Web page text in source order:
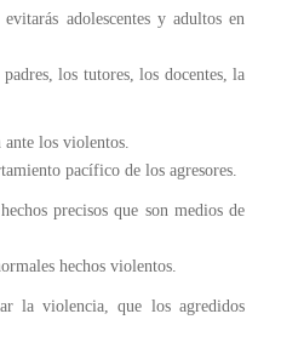
adolescentes y adultos en
los tutores, los docentes, la
los violentos.
pacífico de los agresores.
precisos que son medios de
hechos violentos.
la violencia, que los agredidos